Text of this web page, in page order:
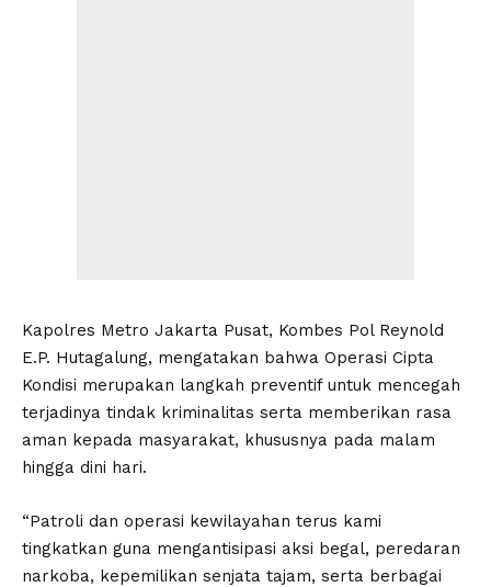
Kapolres Metro Jakarta Pusat, Kombes Pol Reynold
E.P. Hutagalung, mengatakan bahwa Operasi Cipta
Kondisi merupakan langkah preventif untuk mencegah
terjadinya tindak kriminalitas serta memberikan rasa
aman kepada masyarakat, khususnya pada malam
hingga dini hari.
“Patroli dan operasi kewilayahan terus kami
tingkatkan guna mengantisipasi aksi begal, peredaran
narkoba, kepemilikan senjata tajam, serta berbagai